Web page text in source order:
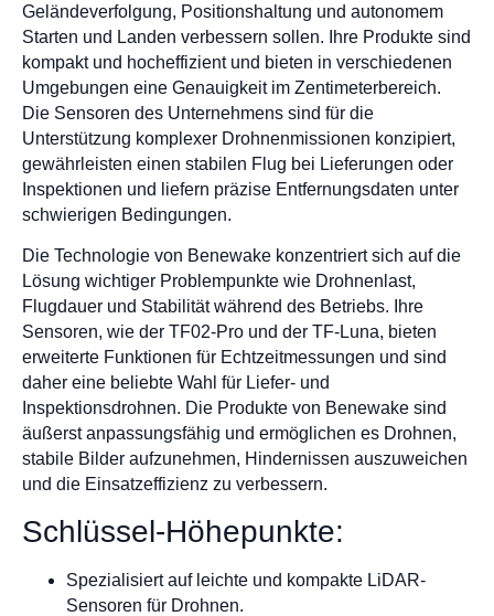
Geländeverfolgung, Positionshaltung und autonomem
Starten und Landen verbessern sollen. Ihre Produkte sind
kompakt und hocheffizient und bieten in verschiedenen
Umgebungen eine Genauigkeit im Zentimeterbereich.
Die Sensoren des Unternehmens sind für die
Unterstützung komplexer Drohnenmissionen konzipiert,
gewährleisten einen stabilen Flug bei Lieferungen oder
Inspektionen und liefern präzise Entfernungsdaten unter
schwierigen Bedingungen.
Die Technologie von Benewake konzentriert sich auf die
Lösung wichtiger Problempunkte wie Drohnenlast,
Flugdauer und Stabilität während des Betriebs. Ihre
Sensoren, wie der TF02-Pro und der TF-Luna, bieten
erweiterte Funktionen für Echtzeitmessungen und sind
daher eine beliebte Wahl für Liefer- und
Inspektionsdrohnen. Die Produkte von Benewake sind
äußerst anpassungsfähig und ermöglichen es Drohnen,
stabile Bilder aufzunehmen, Hindernissen auszuweichen
und die Einsatzeffizienz zu verbessern.
Schlüssel-Höhepunkte:
Spezialisiert auf leichte und kompakte LiDAR-
Sensoren für Drohnen.